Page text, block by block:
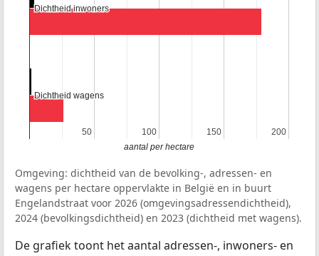
50
50 100
100 150
150 200
200
Dichtheid inwoners
Dichtheid inwoners
Dichtheid wagens
Dichtheid wagens
aantal per hectare
Omgeving: dichtheid van de bevolking-, adressen- en
wagens per hectare oppervlakte in België en in buurt
Engelandstraat voor 2026 (omgevingsadressendichtheid),
2024 (bevolkingsdichtheid) en 2023 (dichtheid met wagens).
De grafiek toont het aantal adressen-, inwoners- en